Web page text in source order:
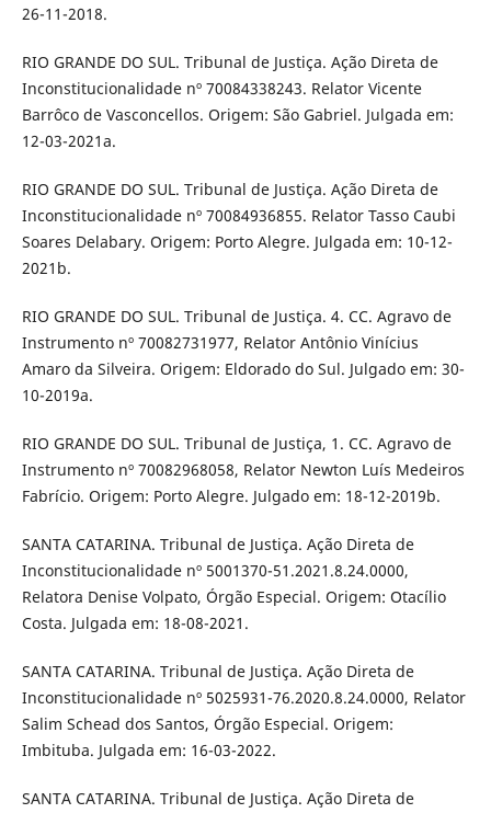
26-11-2018.
RIO GRANDE DO SUL. Tribunal de Justiça. Ação Direta de
Inconstitucionalidade nº 70084338243. Relator Vicente
Barrôco de Vasconcellos. Origem: São Gabriel. Julgada em:
12-03-2021a.
RIO GRANDE DO SUL. Tribunal de Justiça. Ação Direta de
Inconstitucionalidade nº 70084936855. Relator Tasso Caubi
Soares Delabary. Origem: Porto Alegre. Julgada em: 10-12-
2021b.
RIO GRANDE DO SUL. Tribunal de Justiça. 4. CC. Agravo de
Instrumento nº 70082731977, Relator Antônio Vinícius
Amaro da Silveira. Origem: Eldorado do Sul. Julgado em: 30-
10-2019a.
RIO GRANDE DO SUL. Tribunal de Justiça, 1. CC. Agravo de
Instrumento nº 70082968058, Relator Newton Luís Medeiros
Fabrício. Origem: Porto Alegre. Julgado em: 18-12-2019b.
SANTA CATARINA. Tribunal de Justiça. Ação Direta de
Inconstitucionalidade nº 5001370-51.2021.8.24.0000,
Relatora Denise Volpato, Órgão Especial. Origem: Otacílio
Costa. Julgada em: 18-08-2021.
SANTA CATARINA. Tribunal de Justiça. Ação Direta de
Inconstitucionalidade nº 5025931-76.2020.8.24.0000, Relator
Salim Schead dos Santos, Órgão Especial. Origem:
Imbituba. Julgada em: 16-03-2022.
SANTA CATARINA. Tribunal de Justiça. Ação Direta de